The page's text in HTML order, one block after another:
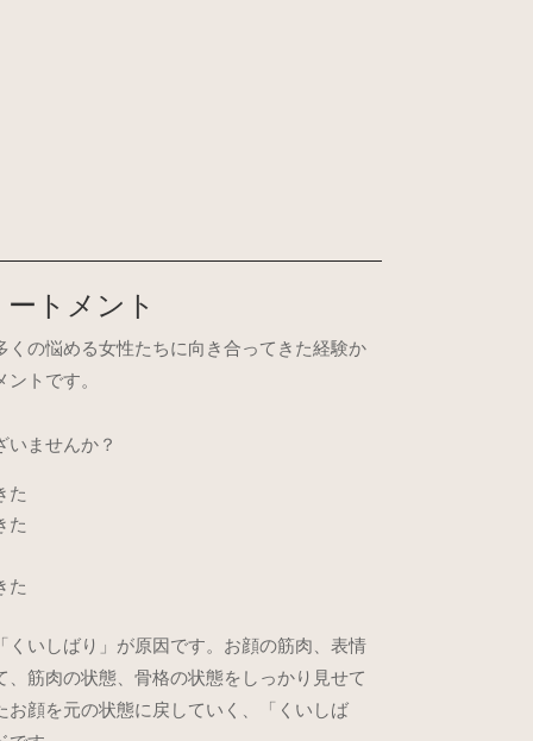
トメント
くの悩める女性たちに向き合ってきた経験か
トです。
いませんか？
た
た
た
くいしばり」が原因です。お顔の筋肉、表情
筋肉の状態、骨格の状態をしっかり見せて
お顔を元の状態に戻していく、「くいしば